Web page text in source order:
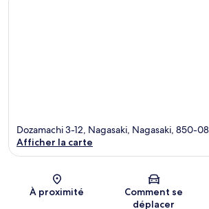
Carte
Dozamachi 3-12, Nagasaki, Nagasaki, 850-
Afficher la carte
À proximité
Comment se
déplacer